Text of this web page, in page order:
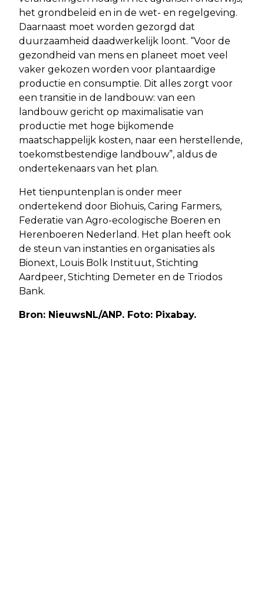
het grondbeleid en in de wet- en regelgeving.
Daarnaast moet worden gezorgd dat
duurzaamheid daadwerkelijk loont. “Voor de
gezondheid van mens en planeet moet veel
vaker gekozen worden voor plantaardige
productie en consumptie. Dit alles zorgt voor
een transitie in de landbouw: van een
landbouw gericht op maximalisatie van
productie met hoge bijkomende
maatschappelijk kosten, naar een herstellende,
toekomstbestendige landbouw”, aldus de
ondertekenaars van het plan.
Het tienpuntenplan is onder meer
ondertekend door Biohuis, Caring Farmers,
Federatie van Agro-ecologische Boeren en
Herenboeren Nederland. Het plan heeft ook
de steun van instanties en organisaties als
Bionext, Louis Bolk Instituut, Stichting
Aardpeer, Stichting Demeter en de Triodos
Bank.
Bron: NieuwsNL/ANP. Foto: Pixabay.